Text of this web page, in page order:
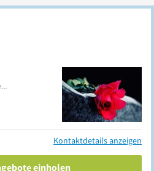
Kontaktdetails anzeigen
einholen